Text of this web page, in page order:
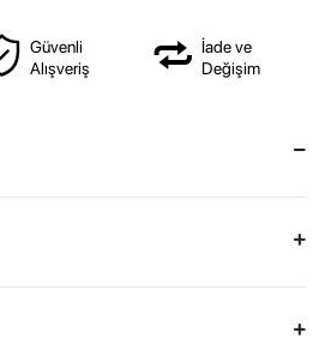
Güvenli
Alışveriş
İade ve
Değişim